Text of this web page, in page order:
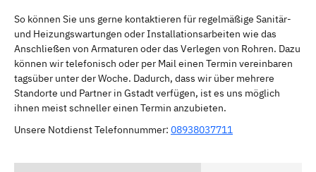
So können Sie uns gerne kontaktieren für regelmäßige Sanitär-
und Heizungswartungen oder Installationsarbeiten wie das
Anschließen von Armaturen oder das Verlegen von Rohren. Dazu
können wir telefonisch oder per Mail einen Termin vereinbaren
tagsüber unter der Woche. Dadurch, dass wir über mehrere
Standorte und Partner in Gstadt verfügen, ist es uns möglich
ihnen meist schneller einen Termin anzubieten.
Unsere Notdienst Telefonnummer: 08938037711